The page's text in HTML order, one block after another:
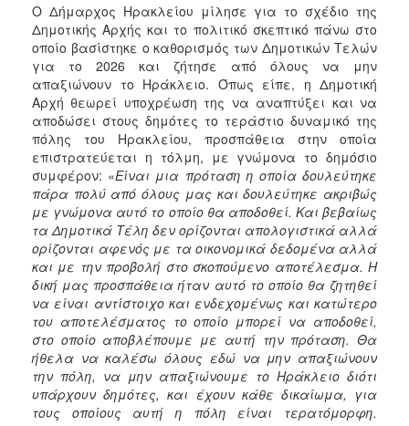
Ο Δήμαρχος Ηρακλείου μίλησε για το σχέδιο της
Δημοτικής Αρχής και το πολιτικό σκεπτικό πάνω στο
οποίο βασίστηκε ο καθορισμός των Δημοτικών Τελών
για το 2026 και ζήτησε από όλους να μην
απαξιώνουν το Ηράκλειο. Όπως είπε, η Δημοτική
Αρχή θεωρεί υποχρέωση της να αναπτύξει και να
αποδώσει στους δημότες το τεράστιο δυναμικό της
πόλης του Ηρακλείου, προσπάθεια στην οποία
επιστρατεύεται η τόλμη, με γνώμονα το δημόσιο
συμφέρον: «Είναι μια πρόταση η οποία δουλεύτηκε
πάρα πολύ από όλους μας και δουλεύτηκε ακριβώς
με γνώμονα αυτό το οποίο θα αποδοθεί. Και βεβαίως
τα Δημοτικά Τέλη δεν ορίζονται απολογιστικά αλλά
ορίζονται αφενός με τα οικονομικά δεδομένα αλλά
και με την προβολή στο σκοπούμενο αποτέλεσμα. Η
δική μας προσπάθεια ήταν αυτό το οποίο θα ζητηθεί
να είναι αντίστοιχο και ενδεχομένως και κατώτερο
του αποτελέσματος το οποίο μπορεί να αποδοθεί,
στο οποίο αποβλέπουμε με αυτή την πρόταση. Θα
ήθελα να καλέσω όλους εδώ να μην απαξιώνουν
την πόλη, να μην απαξιώνουμε το Ηράκλειο διότι
υπάρχουν δημότες, και έχουν κάθε δικαίωμα, για
τους οποίους αυτή η πόλη είναι τερατόμορφη.